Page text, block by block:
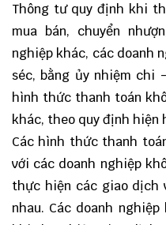
Thông tư quy định khi
mua bán, chuyển
nghiệp khác, các doanh
séc, bằng ủy nhiệm chi
hình thức thanh toán
khác, theo quy định hiện
Các hình thức thanh
với các doanh nghiệp
thực hiện các giao dịch
nhau. Các doanh